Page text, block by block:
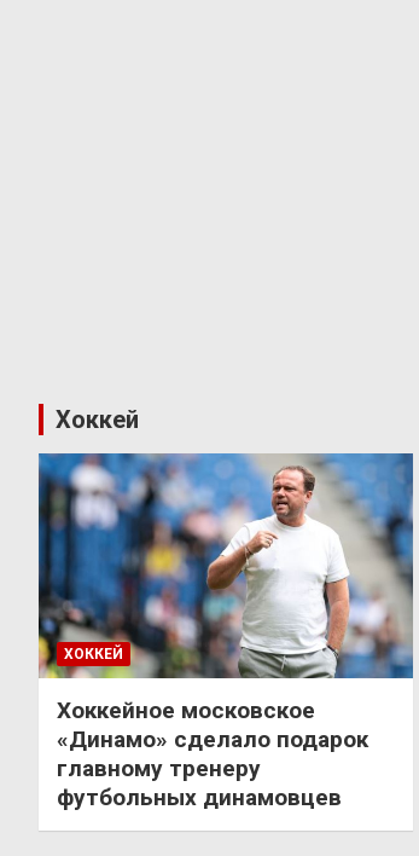
Хоккей
ХОККЕЙ
Хоккейное московское
«Динамо» сделало подарок
главному тренеру
футбольных динамовцев